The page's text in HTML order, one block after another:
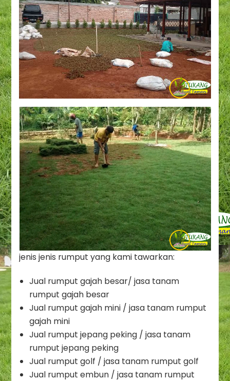
jenis jenis rumput yang kami tawarkan:
Jual rumput gajah besar/ jasa tanam
rumput gajah besar
Jual rumput gajah mini / jasa tanam rumput
gajah mini
Jual rumput jepang peking / jasa tanam
rumput jepang peking
Jual rumput golf / jasa tanam rumput golf
Jual rumput embun / jasa tanam rumput